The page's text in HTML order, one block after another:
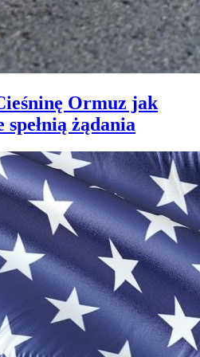
Ormuz jak
spełnią żądania